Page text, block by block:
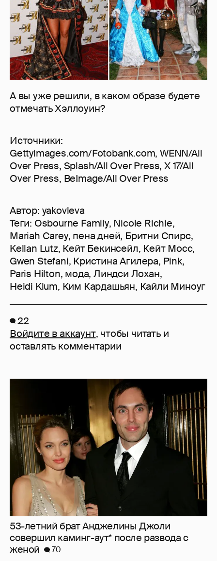
А вы уже решили, в каком образе будете
отмечать Хэллоуин?
Источники:
Gettyimages.com/Fotobank.com, WENN/All
Over Press, Splash/All Over Press, X 17/All
Over Press, BeImage/All Over Press
Автор: yakovleva
Теги: Osbourne Family, Nicole Richie,
Mariah Carey, пена дней, Бритни Спирс,
Kellan Lutz, Кейт Бекинсейл, Кейт Мосс,
Gwen Stefani, Кристина Агилера, Pink,
Paris Hilton, мода,Линдси Лохан,
Heidi Klum, Ким Кардашьян, Кайли Миноуг
22
Войдите в аккаунт, чтобы читать и
оставлять комментарии
53-летний брат Анджелины Джоли
совершил каминг-аут* после развода с
женой
70